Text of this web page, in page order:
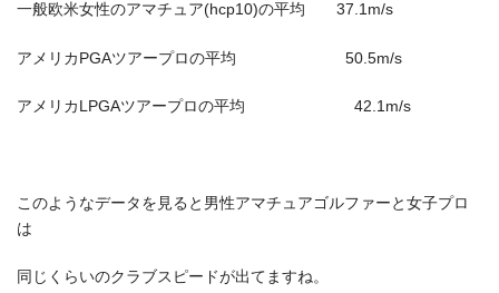
一般欧米女性のアマチュア(hcp10)の平均 37.1m/s
アメリカPGAツアープロの平均 50.5m/s
アメリカLPGAツアープロの平均 42.1m/s
このようなデータを見ると男性アマチュアゴルファーと女子プロ
は
同じくらいのクラブスピードが出てますね。